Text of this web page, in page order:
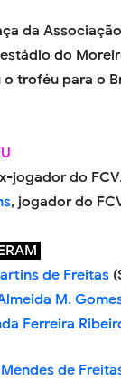
da
do
o troféu para o
jogador do
, jogador do
de Freitas
M.
Ferreira
de